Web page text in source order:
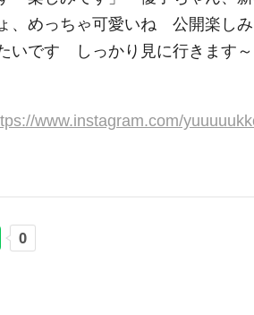
、めっちゃ可愛いね 公開楽し
いです しっかり見に行きます
www.instagram.com/